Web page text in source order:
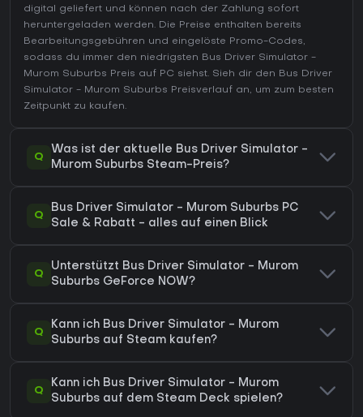
digital geliefert und können nach der Zahlung sofort
heruntergeladen werden. Die Preise enthalten bereits
Bearbeitungsgebühren und eingelöste Promo-Codes,
sodass du immer den niedrigsten Bus Driver Simulator -
Murom Suburbs Preis auf PC siehst. Sieh dir den Bus Driver
Simulator - Murom Suburbs Preisverlauf an, um zum besten
Zeitpunkt zu kaufen.
Q
Was ist der aktuelle Bus Driver Simulator -
Murom Suburbs Steam-Preis?
Q
Bus Driver Simulator - Murom Suburbs PC
Sale & Rabatt - alles auf einen Blick
Q
Unterstützt Bus Driver Simulator - Murom
Suburbs GeForce NOW?
Q
Kann ich Bus Driver Simulator - Murom
Suburbs auf Steam kaufen?
Q
Kann ich Bus Driver Simulator - Murom
Suburbs auf dem Steam Deck spielen?